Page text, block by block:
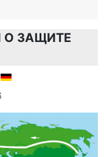
О ЗАЩИТЕ